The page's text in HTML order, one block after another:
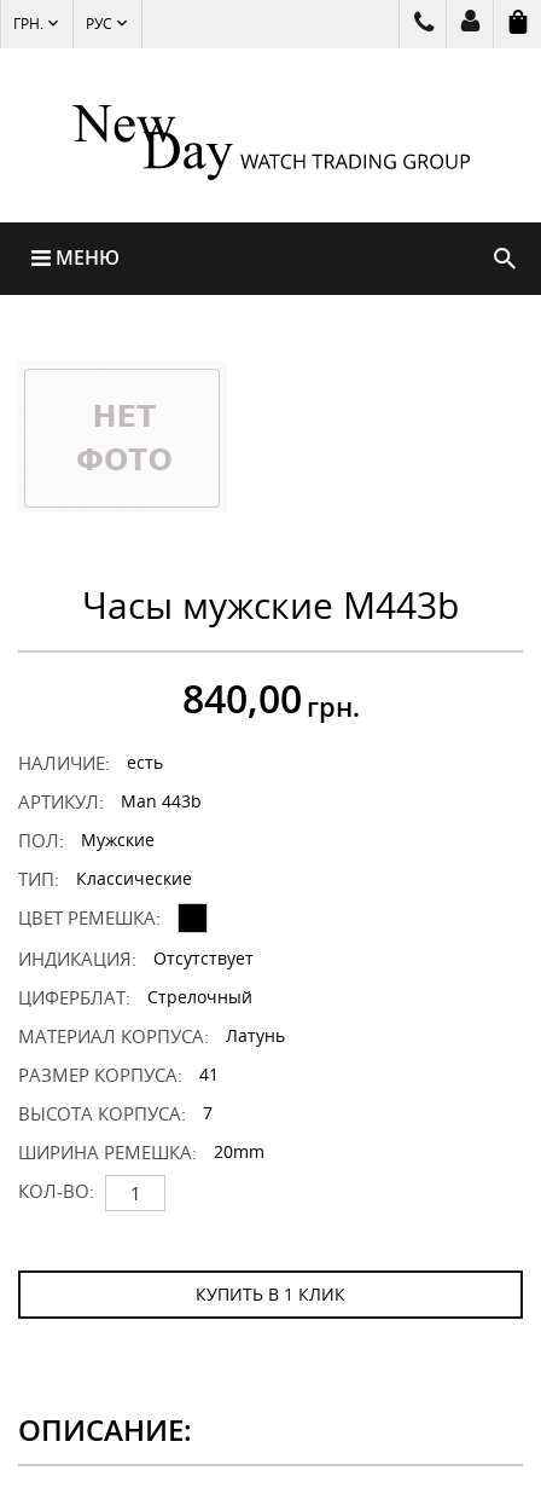
ГРН. РУС
МЕНЮ
Часы мужские M443b
840,00 грн.
НАЛИЧИЕ: есть
АРТИКУЛ: Man 443b
ПОЛ: Мужские
ТИП: Классические
ЦВЕТ РЕМЕШКА:
ИНДИКАЦИЯ:
Отсутствует
ЦИФЕРБЛАТ: Стрелочный
МАТЕРИАЛ КОРПУСА: Латунь
РАЗМЕР КОРПУСА: 41
ВЫСОТА КОРПУСА: 7
ШИРИНА РЕМЕШКА: 20mm
КОЛ-ВО:
КУПИТЬ В 1 КЛИК
ОПИСАНИЕ: